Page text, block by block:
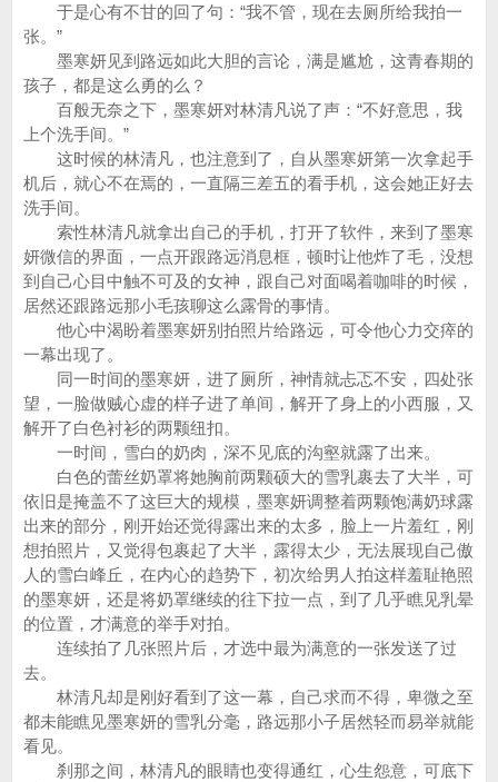
于是心有不甘的回了句：“我不管，现在去厕所给我拍一
张。”
墨寒妍见到路远如此大胆的言论，满是尴尬，这青春期的
孩子，都是这么勇的么？
百般无奈之下，墨寒妍对林清凡说了声：“不好意思，我
上个洗手间。”
这时候的林清凡，也注意到了，自从墨寒妍第一次拿起手
机后，就心不在焉的，一直隔三差五的看手机，这会她正好去
洗手间。
索性林清凡就拿出自己的手机，打开了软件，来到了墨寒
妍微信的界面，一点开跟路远消息框，顿时让他炸了毛，没想
到自己心目中触不可及的女神，跟自己对面喝着咖啡的时候，
居然还跟路远那小毛孩聊这么露骨的事情。
他心中渴盼着墨寒妍别拍照片给路远，可令他心力交瘁的
一幕出现了。
同一时间的墨寒妍，进了厕所，神情就忐忑不安，四处张
望，一脸做贼心虚的样子进了单间，解开了身上的小西服，又
解开了白色衬衫的两颗纽扣。
一时间，雪白的奶肉，深不见底的沟壑就露了出来。
白色的蕾丝奶罩将她胸前两颗硕大的雪乳裹去了大半，可
依旧是掩盖不了这巨大的规模，墨寒妍调整着两颗饱满奶球露
出来的部分，刚开始还觉得露出来的太多，脸上一片羞红，刚
想拍照片，又觉得包裹起了大半，露得太少，无法展现自己傲
人的雪白峰丘，在内心的趋势下，初次给男人拍这样羞耻艳照
的墨寒妍，还是将奶罩继续的往下拉一点，到了几乎瞧见乳晕
的位置，才满意的举手对拍。
连续拍了几张照片后，才选中最为满意的一张发送了过
去。
林清凡却是刚好看到了这一幕，自己求而不得，卑微之至
都未能瞧见墨寒妍的雪乳分毫，路远那小子居然轻而易举就能
看见。
刹那之间，林清凡的眼睛也变得通红，心生怨意，可底下